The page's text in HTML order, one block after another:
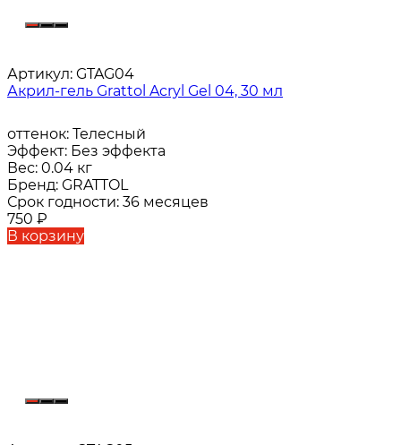
Артикул: GTAG04
Акрил-гель Grattol Acryl Gel 04, 30 мл
оттенок: Телесный
Эффект: Без эффекта
Вес: 0.04 кг
Бренд: GRATTOL
Срок годности: 36 месяцев
750 ₽
В корзину